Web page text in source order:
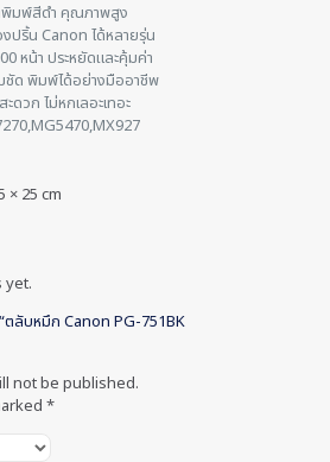
พิมพ์สีดำ คุณภาพสูง
งปริ้น Canon ได้หลายรุ่น
หน้า ประหยัดและคุ้มค่า
ชัด พิมพ์ได้อย่างมืออาชีพ
ดวก ไม่หกเลอะเทอะ
× 25 cm
yet.
ลับหมึก Canon PG-751BK
not be published.
*